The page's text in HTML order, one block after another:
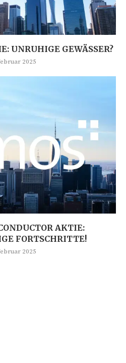
UNRUHIGE GEWÄSSER?
2025
AKTIE:
FORTSCHRITTE!
2025